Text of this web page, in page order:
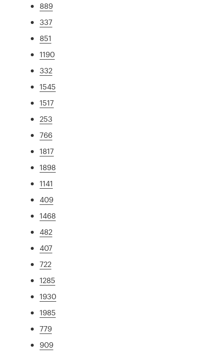
889
337
851
1190
332
1545
1517
253
766
1817
1898
1141
409
1468
482
407
722
1285
1930
1985
779
909